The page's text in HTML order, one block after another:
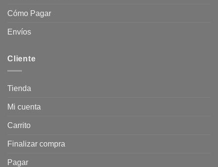
Cómo Pagar
Envíos
Cliente
Tienda
Mi cuenta
Carrito
Finalizar compra
Pagar